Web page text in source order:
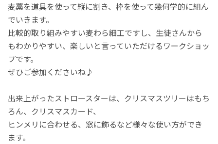
麦藁を道具を使って縦に割き、枠を使って幾何学的に組ん
でいきます。
比較的取り組みやすい麦わら細工ですし、生徒さんから
もわかりやすい、楽しいと言っていただけるワークショッ
プです。
ぜひご参加くださいね♪
出来上がったストロースターは、クリスマスツリーはもち
ろん、クリスマスカード、
ヒンメリに合わせる、窓に飾るなど様々な使い方ができ
ます。